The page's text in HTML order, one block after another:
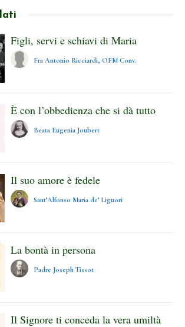
Figli, servi e schiavi di Maria
Fra Antonio Ricciardi, OFM Conv.
È con l’obbedienza che si dà tutto
Beata Eugenia Joubert
Il suo amore è fedele
Sant’Alfonso Maria de’ Liguori
La bontà in persona
Padre Joseph Tissot
Il Signore ti conceda la vera umiltà